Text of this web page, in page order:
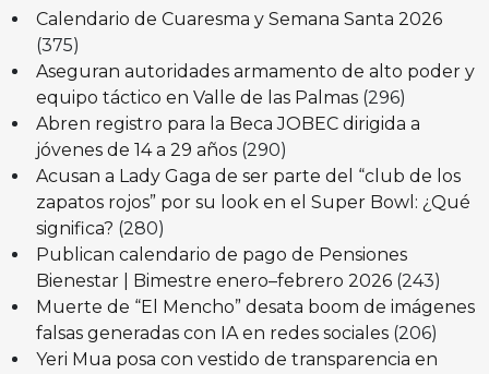
Calendario de Cuaresma y Semana Santa 2026
(375)
Aseguran autoridades armamento de alto poder y
equipo táctico en Valle de las Palmas (296)
Abren registro para la Beca JOBEC dirigida a
jóvenes de 14 a 29 años (290)
Acusan a Lady Gaga de ser parte del “club de los
zapatos rojos” por su look en el Super Bowl: ¿Qué
significa? (280)
Publican calendario de pago de Pensiones
Bienestar | Bimestre enero–febrero 2026 (243)
Muerte de “El Mencho” desata boom de imágenes
falsas generadas con IA en redes sociales (206)
Yeri Mua posa con vestido de transparencia en